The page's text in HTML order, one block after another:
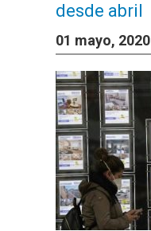
desde abril
01 mayo, 2020